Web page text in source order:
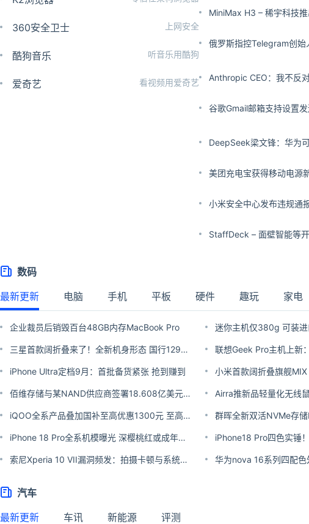
360安全卫士 上网安全
酷狗音乐 听音乐用酷狗
爱奇艺 看视频用爱奇艺
MiniMax H3 – 稀宇科技
俄罗斯指控Telegram创
Anthropic CEO：我不反
谷歌Gmail邮箱支持设置
DeepSeek梁文锋：华为
美团充电宝获得移动电源
小米安全中心发布违规通
StaffDeck – 面壁智能等
数码
最新更新
电脑 手机 平板 硬件 趣玩 家电
企业裁员后销毁百台48GB内存MacBook Pro
三星首款阔折叠来了！全新机身形态 国行12999元
iPhone Ultra定档9月：首批备货紧张 抢到赚到
佰维存储与某NAND供应商签署18.608亿美元锁量锁价合同 确保有足量供应生产固态盘
iQOO全系产品叠加国补至高优惠1300元 至高12期分期免息
iPhone 18 Pro全系机模曝光 深樱桃红或成年度主打色
索尼Xperia 10 VII漏洞频发：拍摄卡顿与系统引发热议
汽车
最新更新
车讯 新能源 评测